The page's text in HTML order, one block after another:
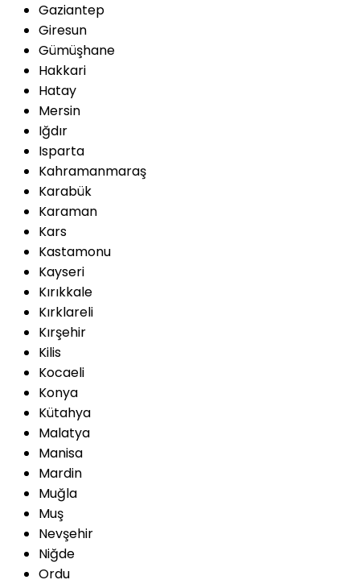
Gaziantep
Giresun
Gümüşhane
Hakkari
Hatay
Mersin
Iğdır
Isparta
Kahramanmaraş
Karabük
Karaman
Kars
Kastamonu
Kayseri
Kırıkkale
Kırklareli
Kırşehir
Kilis
Kocaeli
Konya
Kütahya
Malatya
Manisa
Mardin
Muğla
Muş
Nevşehir
Niğde
Ordu